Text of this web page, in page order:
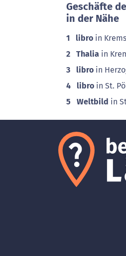
Geschäfte
in der Nähe
1 libro in
2
Thalia in
3
libro in
4 libro in St.
5 Weltbild in